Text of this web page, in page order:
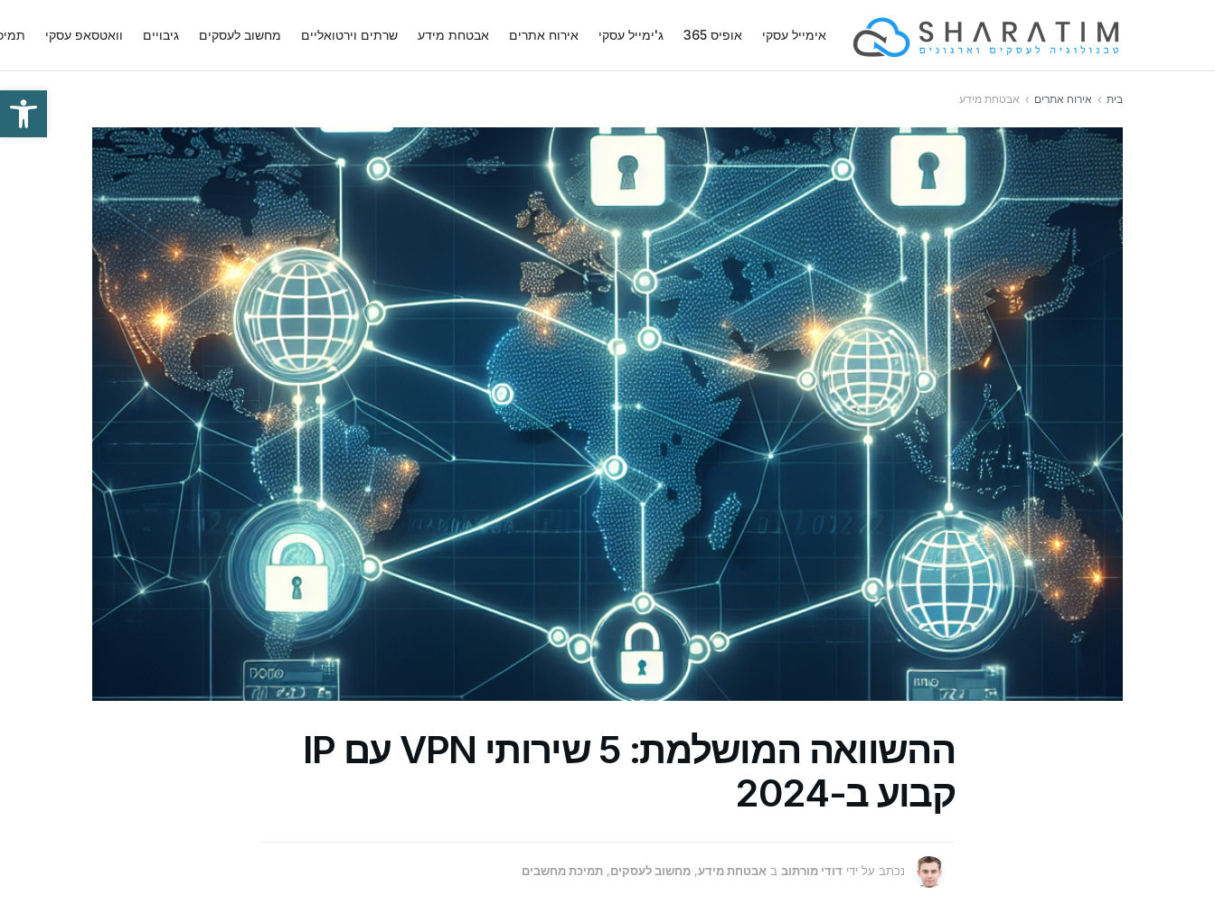
פתח
אימייל עסקי אופיס 365 ג'ימייל עסקי אירוח אתרים אבטחת מידע שרתים וירטואליים מחשוב לעסקים גיבויים וואטסאפ עסקי
בית אירוח אתרים אבטחת מידע
ההשוואה המושלמת: 5 שירותי VPN עם IP
קבוע ב-2024
נכתב על ידי דודי מורתוב ב אבטחת מידע, מחשוב לעסקים, תמיכת מחשבים